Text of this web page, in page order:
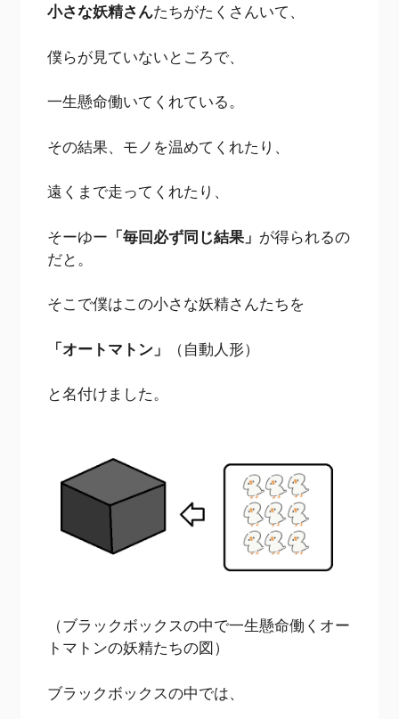
小さな妖精さんたちがたくさんいて、
僕らが見ていないところで、
一生懸命働いてくれている。
その結果、モノを温めてくれたり、
遠くまで走ってくれたり、
そーゆー 「毎回必ず同じ結果」 が得られるの
だと。
そこで僕はこの小さな妖精さんたちを
「オートマトン」 （自動人形）
と名付けました。
（ブラックボックスの中で一生懸命働くオー
トマトンの妖精たちの図）
ブラックボックスの中では、